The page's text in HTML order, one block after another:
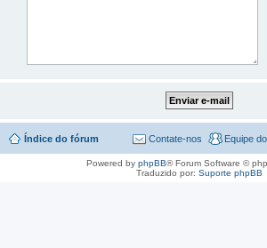
Índice do fórum Equipe
Contate-nos
Powered by phpBB® Forum Software ©
Traduzido por: Suporte phpBB